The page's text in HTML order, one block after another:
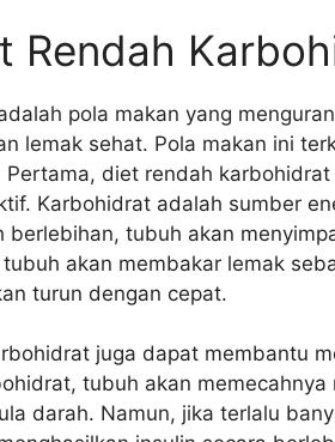
Rendah
pola makan yang
lemak sehat. Pola makan ini
diet rendah
Karbohidrat adalah sumber
berlebihan, tubuh akan
akan membakar lemak
turun dengan cepat.
juga dapat membantu
tubuh akan
darah. Namun, jika terlalu